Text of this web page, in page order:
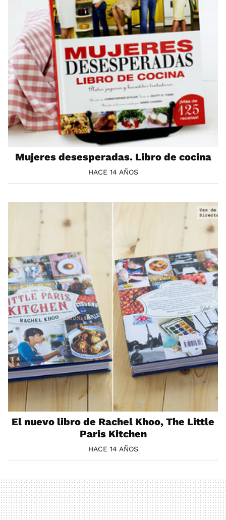
Mujeres desesperadas. Libro de cocina
HACE 14 AÑOS
El nuevo libro de Rachel Khoo, The Little
Paris Kitchen
HACE 14 AÑOS